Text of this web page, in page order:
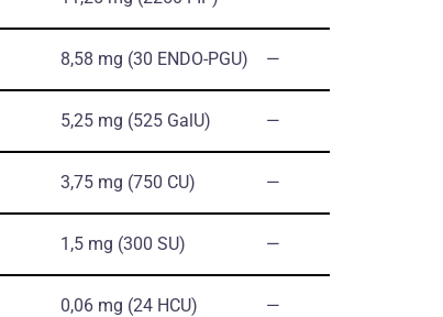
8,58 mg (30 ENDO-PGU) ―
5,25 mg (525 GalU) ―
3,75 mg (750 CU) ―
1,5 mg (300 SU) ―
0,06 mg (24 HCU) ―